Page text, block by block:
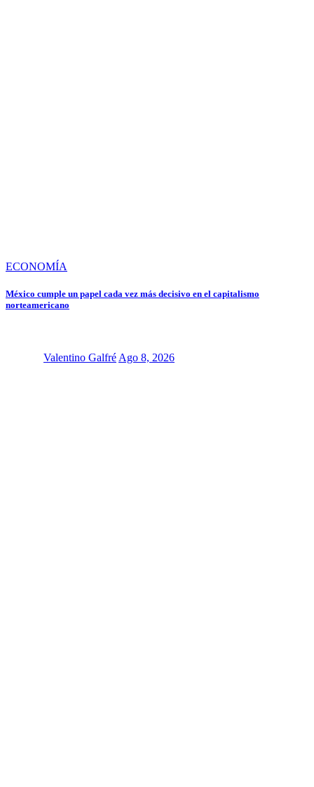
ECONOMÍA
México cumple un papel cada vez más decisivo en el capitalismo
norteamericano
Valentino Galfré Ago 8, 2026